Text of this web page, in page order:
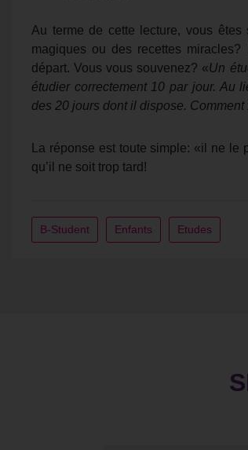
Au terme de cette lecture, vous
magiques ou des recettes
départ. Vous vous souvenez? «Un
étudier correctement 10 par jour. Au
des 20 jours dont il dispose.
La réponse est toute simple: «il ne
qu’il ne soit trop tard!
B-Student Enfants Etudes